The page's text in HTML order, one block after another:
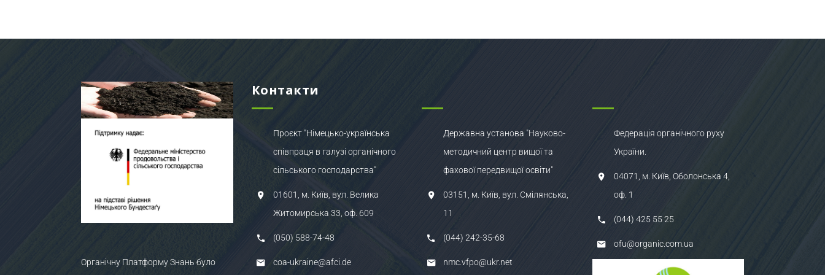
Органічну Платформу Знань було
Контакти
Проєкт "Німецько-українська
співпраця в галузі органічного
сільського господарства"
01601, м. Київ, вул. Велика
Житомирська 33, оф. 609
(050) 588-74-48
coa-ukraine@afci.de
Державна установа "Науково-
методичний центр вищої та
фахової передвищої освіти"
03151, м. Київ, вул. Смілянська,
11
(044) 242-35-68
nmc.vfpo@ukr.net
Федерація органічного руху
України.
04071, м. Київ, Оболонська 4,
оф. 1
(044) 425 55 25
ofu@organic.com.ua